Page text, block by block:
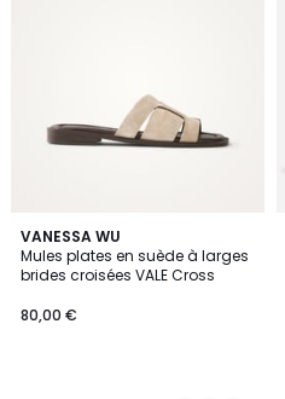
VANESSA WU
Mules plates en suède à larges
brides croisées VALE Cross
80,00 €
3
Couleurs